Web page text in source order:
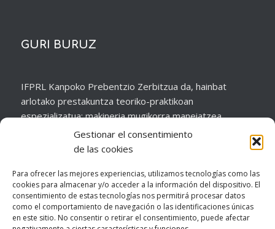
Gestionar el consentimiento
de las cookies
Para ofrecer las mejores experiencias, utilizamos tecnologías como las
cookies para almacenar y/o acceder a la información del dispositivo. El
consentimiento de estas tecnologías nos permitirá procesar datos
como el comportamiento de navegación o las identificaciones únicas
en este sitio. No consentir o retirar el consentimiento, puede afectar
GURI BURUZ
IFPRL Kanpoko Prebentzio Zerbitzua da, hainbat
arlotako prestakuntza teoriko-praktikoan
espezializatua; makineria mugikorra maneiatzea,
altuerako eta gune konfinatuetako lanak, elektrizitatea
dagoenean egin beharreko lanak, eraikuntzako makinen